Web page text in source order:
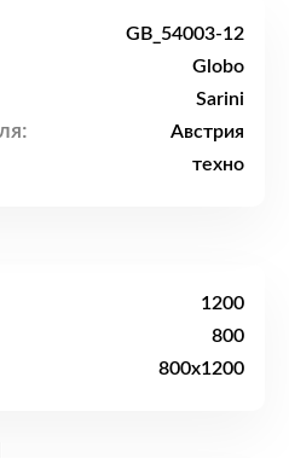
GB_54003-12
Globo
Sarini
Австрия
техно
1200
800
800x1200